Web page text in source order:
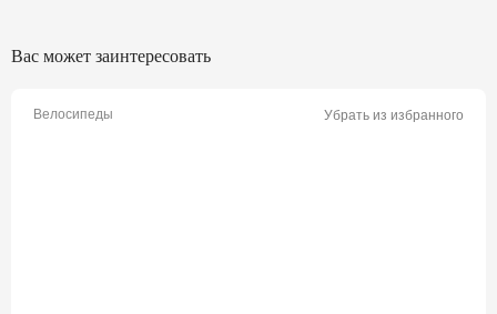
Вас может заинтересовать
Велосипеды Убрать из избранного